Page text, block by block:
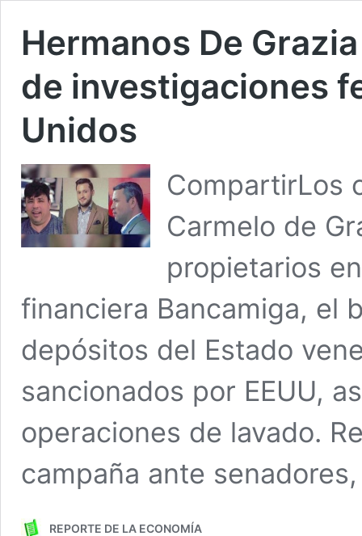
Hermanos De
de investigaciones
Unidos
CompartirLos
Carmelo de
propietarios
financiera Bancamiga, el
depósitos del Estado
sancionados por EEUU,
operaciones de lavado.
campaña ante
REPORTE DE LA ECONOMÍA